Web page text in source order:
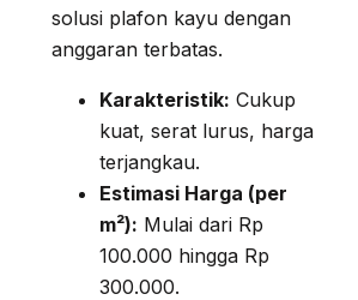
solusi plafon kayu dengan
anggaran terbatas.
Karakteristik: Cukup
kuat, serat lurus, harga
terjangkau.
Estimasi Harga (per
m²): Mulai dari Rp
100.000 hingga Rp
300.000.